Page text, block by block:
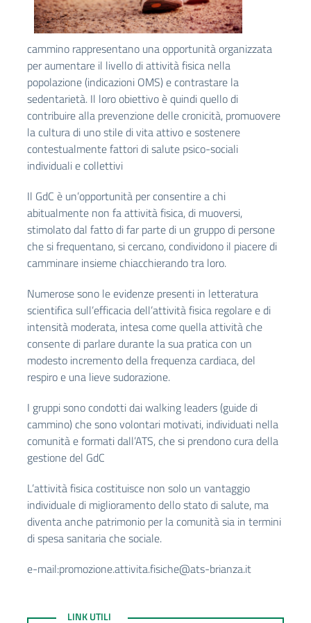
cammino rappresentano una opportunità organizzata
per aumentare il livello di attività fisica nella
popolazione (indicazioni OMS) e contrastare la
sedentarietà. Il loro obiettivo è quindi quello di
contribuire alla prevenzione delle cronicità, promuovere
la cultura di uno stile di vita attivo e sostenere
contestualmente fattori di salute psico-sociali
individuali e collettivi
Il GdC è un’opportunità per consentire a chi
abitualmente non fa attività fisica, di muoversi,
stimolato dal fatto di far parte di un gruppo di persone
che si frequentano, si cercano, condividono il piacere di
camminare insieme chiacchierando tra loro.
Numerose sono le evidenze presenti in letteratura
scientifica sull’efficacia dell’attività fisica regolare e di
intensità moderata, intesa come quella attività che
consente di parlare durante la sua pratica con un
modesto incremento della frequenza cardiaca, del
respiro e una lieve sudorazione.
I gruppi sono condotti dai walking leaders (guide di
cammino) che sono volontari motivati, individuati nella
comunità e formati dall’ATS, che si prendono cura della
gestione del GdC
L’attività fisica costituisce non solo un vantaggio
individuale di miglioramento dello stato di salute, ma
diventa anche patrimonio per la comunità sia in termini
di spesa sanitaria che sociale.
e-mail:promozione.attivita.fisiche@ats-brianza.it
LINK UTILI
LINK UTILI